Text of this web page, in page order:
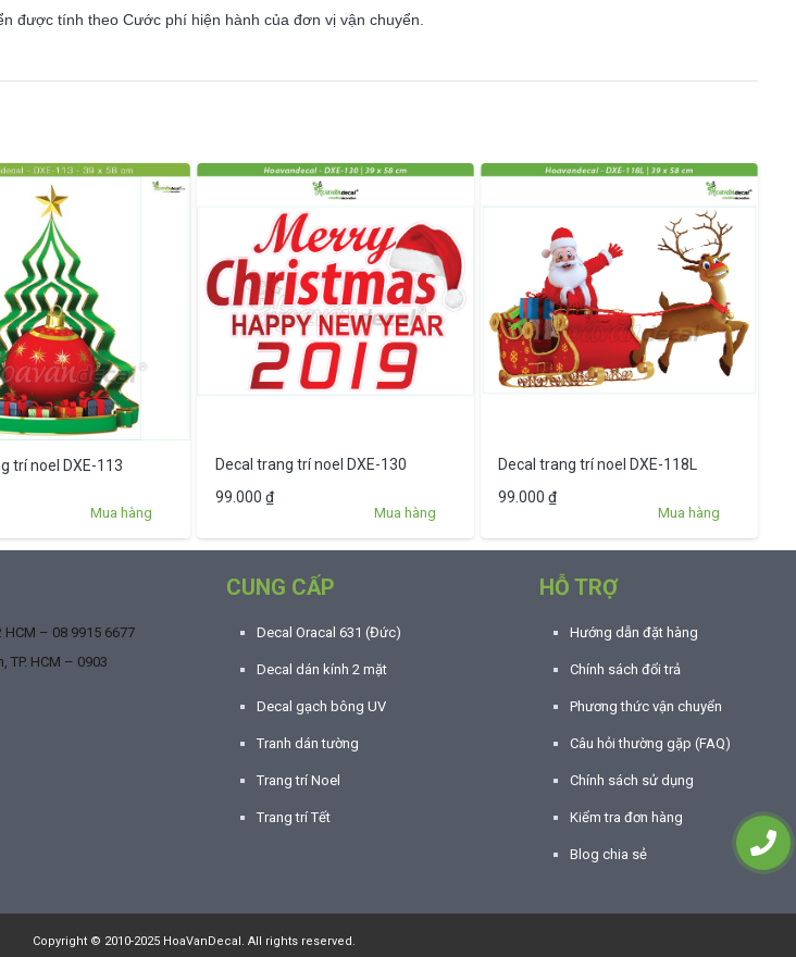
được tính theo Cước phí hiện hành của đơn vị vận chuyển.
trí noel DXE-113
Mua hàng
Decal trang trí noel DXE-130
99.000 ₫
Mua hàng
Decal trang trí noel DXE-118L
99.000₫
Mua hàng
HCM – 08 9915 6677
TP. HCM – 0903
CUNG CẤP
Decal Oracal 631 (Đức)
Decal dán kính 2 mặt
Decal gạch bông UV
Tranh dán tường
Trang trí Noel
Trang trí Tết
HỖ TRỢ
Hướng dẫn đặt hàng
Chính sách đổi trả
Phương thức vận chuyển
Câu hỏi thường gặp (FAQ)
Chính sách sử dụng
Kiểm tra đơn hàng
Blog chia sẻ
Copyright © 2010-2025 HoaVanDecal. All rights reserved.